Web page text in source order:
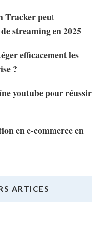
Tracker peut
streaming en 2025
efficacement les
?
youtube pour réussir
en e-commerce en
ARTICES